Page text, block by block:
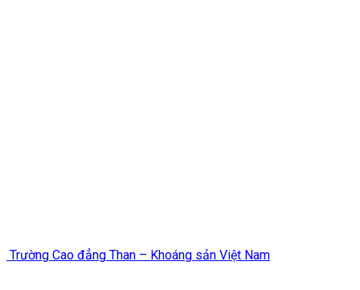
Trường Cao đẳng Than – Khoáng sản Việt Nam